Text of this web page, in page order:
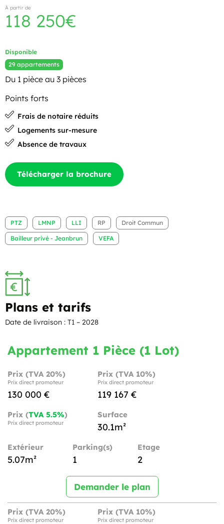
À partir de
118 250€
Disponible
29 appartements
Du 1 pièce au 3 pièces
Points forts
Frais de notaire réduits
Logements sur-mesure
Absence de travaux
Télécharger la brochure
PTZ LMNP LLI RP Droit Commun
Bailleur privé - Jeanbrun VEFA
Plans et tarifs
Date de livraison : T1 – 2028
Appartement 1 Pièce (1 Lot)
Prix (TVA 20%)
Prix direct promoteur
130 000 €
Prix (TVA 10%)
Prix direct promoteur
119 167 €
Prix (TVA 5.5%)
Prix direct promoteur
Surface
30.1m²
Extérieur
5.07m²
Parking(s)
1
Etage
2
Demander le plan
Prix (TVA 20%)
Prix direct promoteur
Prix (TVA 10%)
Prix direct promoteur